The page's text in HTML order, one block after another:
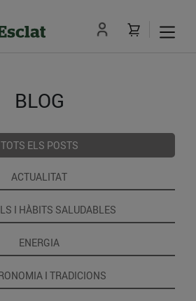
BLOG
TOTS ELS POSTS
ACTUALITAT
I HÀBITS SALUDABLES
ENERGIA
I TRADICIONS